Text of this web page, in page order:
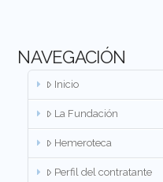
NAVEGACIÓN
Inicio
La Fundación
Hemeroteca
Perfil del contratante